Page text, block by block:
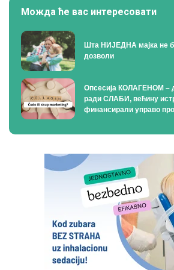
Можда ће вас интересовати
Шта НИЈЕДНА мајка не
дозволи
Опсесија КОЛАГЕНОМ –
ради СЛАБИ, већину
финансирали управо